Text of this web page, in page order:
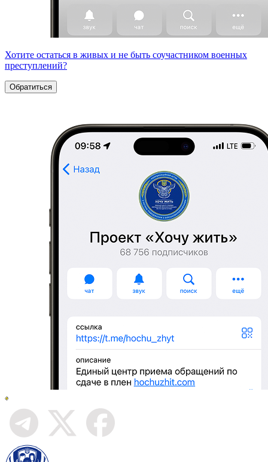
Хотите остаться в живых и не быть соучастником военных
преступлений?
Обратиться